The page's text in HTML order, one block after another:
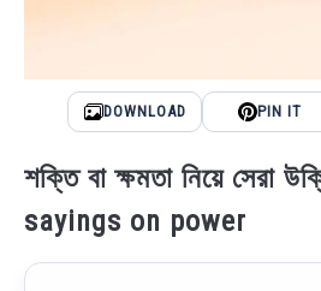
DOWNLOAD PIN IT
শক্তি বা ক্ষমতা নিয়ে সেরা
sayings on power